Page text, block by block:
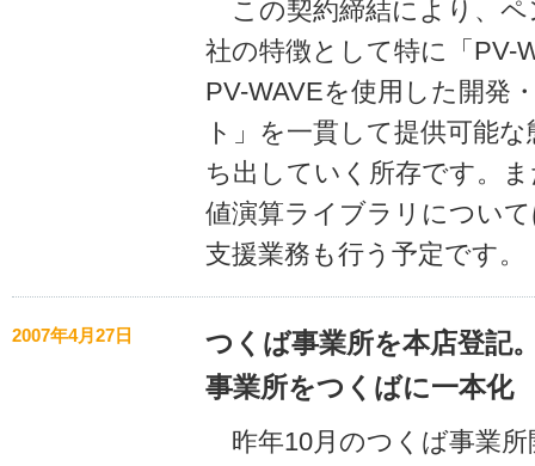
この契約締結により、ペ
社の特徴として特に「PV-
PV-WAVEを使用した開発
ト」を一貫して提供可能
ち出していく所存です。
値演算ライブラリについ
支援業務も行う予定です。
2007年4月27日
つくば事業所を本店登記
事業所をつくばに一本化
昨年10月のつくば事業所